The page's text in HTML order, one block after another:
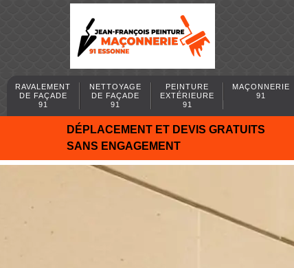
RAVALEMENT
DE FAÇADE
91
NETTOYAGE
DE FAÇADE
91
PEINTURE
EXTÉRIEURE
91
MAÇONNERIE
91
DÉPLACEMENT ET DEVIS GRATUITS
SANS ENGAGEMENT